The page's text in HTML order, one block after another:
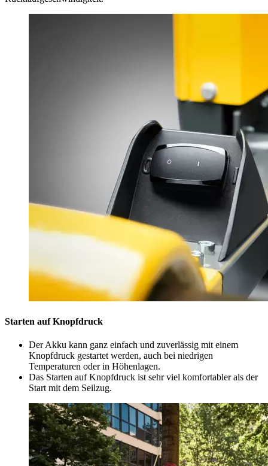
Starten auf Knopfdruck
Der Akku kann ganz einfach und zuverlässig mit einem
Knopfdruck gestartet werden, auch bei niedrigen
Temperaturen oder in Höhenlagen.
Das Starten auf Knopfdruck ist sehr viel komfortabler als der
Start mit dem Seilzug.